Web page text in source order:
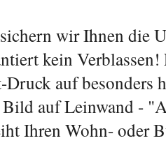
wir Ihnen die
kein Verblassen!
auf besonders
auf Leinwand -
Ihren Wohn- oder